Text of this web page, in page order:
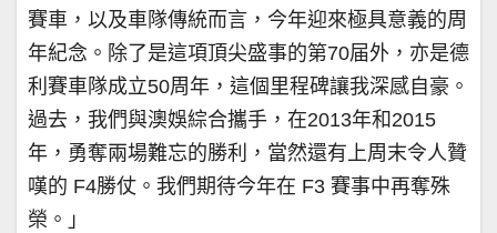
賽車，以及車隊傳統而言，今年迎來極具意義的周
年紀念。除了是這項頂尖盛事的第70届外，亦是德
利賽車隊成立50周年，這個里程碑讓我深感自豪。
過去，我們與澳娛綜合攜手，在2013年和2015
年，勇奪兩場難忘的勝利，當然還有上周末令人贊
嘆的 F4勝仗。我們期待今年在 F3 賽事中再奪殊
榮。」